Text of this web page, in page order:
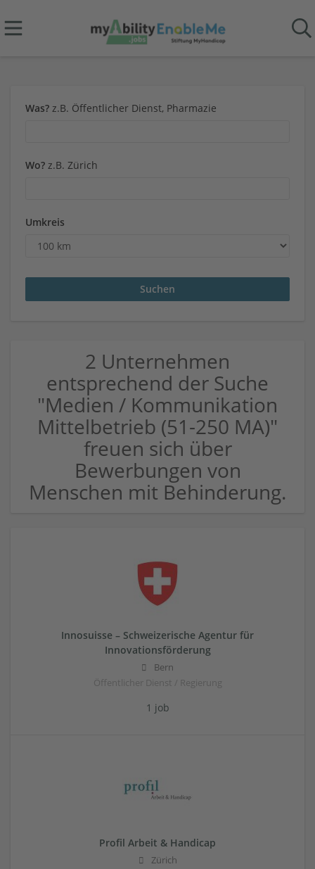
Was? z.B. Öffentlicher Dienst, Pharmazie
Wo? z.B. Zürich
Umkreis
2 Unternehmen
entsprechend der Suche
"Medien / Kommunikation
Mittelbetrieb (51-250 MA)"
freuen sich über
Bewerbungen von
Menschen mit Behinderung.
Innosuisse – Schweizerische Agentur für
Innovationsförderung
Bern
Öffentlicher Dienst / Regierung
1 job
Profil Arbeit & Handicap
Zürich